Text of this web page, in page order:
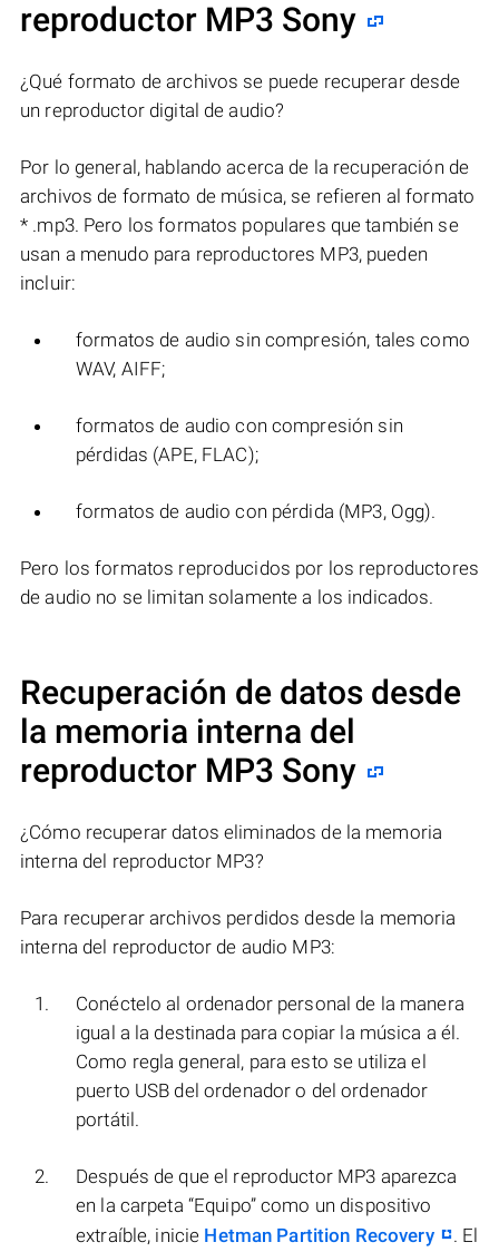
reproductor MP3 Sony
¿Qué formato de archivos se puede recuperar desde
un reproductor digital de audio?
Por lo general, hablando acerca de la recuperación de
archivos de formato de música, se refieren al formato
* .mp3. Pero los formatos populares que también se
usan a menudo para reproductores MP3, pueden
incluir:
formatos de audio sin compresión, tales como
WAV, AIFF;
formatos de audio con compresión sin
pérdidas (APE, FLAC);
formatos de audio con pérdida (MP3, Ogg).
Pero los formatos reproducidos por los reproductores
de audio no se limitan solamente a los indicados.
Recuperación de datos desde
la memoria interna del
reproductor MP3 Sony
¿Cómo recuperar datos eliminados de la memoria
interna del reproductor MP3?
Para recuperar archivos perdidos desde la memoria
interna del reproductor de audio MP3:
Conéctelo al ordenador personal de la manera
igual a la destinada para copiar la música a él.
Como regla general, para esto se utiliza el
puerto USB del ordenador o del ordenador
portátil.
Después de que el reproductor MP3 aparezca
en la carpeta “Equipo” como un dispositivo
extraíble, inicie Hetman Partition Recovery
. El